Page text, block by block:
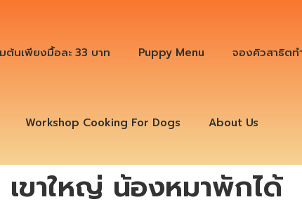
ต้นเพียงมื้อละ 33 บาท Puppy Menu จองคิวสาธิต
Workshop Cooking For Dogs About Us
ขาใหญ่ น้องหมาพักได้